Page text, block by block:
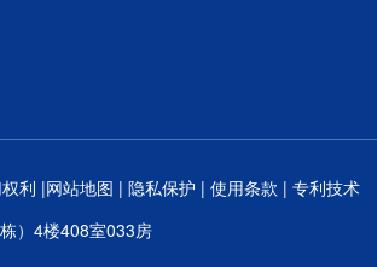
利 |网站地图 | 隐私保护 | 使用条款 | 专利技术
）4楼408室033房